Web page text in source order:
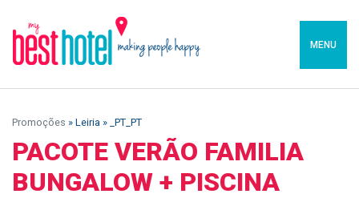
MENU
Promoções » Leiria » _PT_PT
PACOTE VERÃO FAMILIA
BUNGALOW + PISCINA